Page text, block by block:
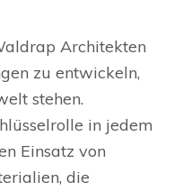
Architekten
zu entwickeln,
stehen.
in jedem
Einsatz von
die